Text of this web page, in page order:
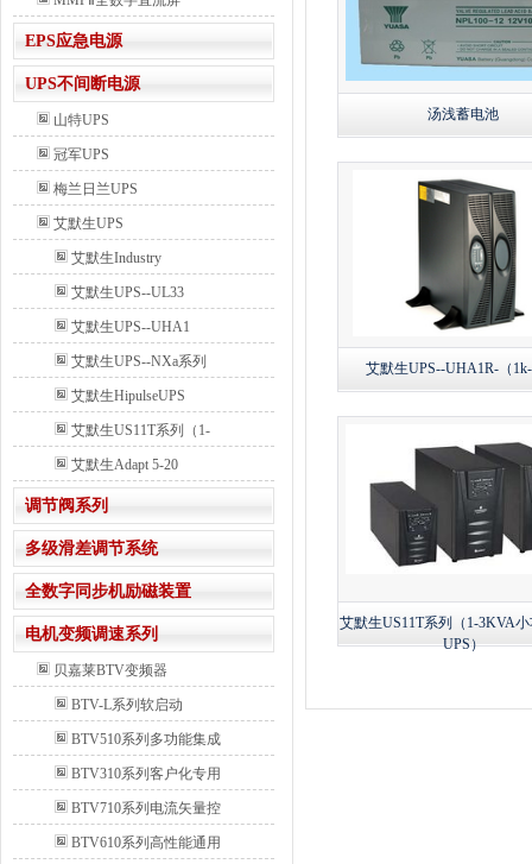
EPS应急电源
UPS不间断电源
山特UPS
冠军UPS
梅兰日兰UPS
艾默生UPS
艾默生Industry
艾默生UPS--UL33
艾默生UPS--UHA1
艾默生UPS--NXa系列
艾默生HipulseUPS
艾默生US11T系列（1-
艾默生Adapt 5-20
调节阀系列
多级滑差调节系统
全数字同步机励磁装置
电机变频调速系列
贝嘉莱BTV变频器
BTV-L系列软启动
BTV510系列多功能集成
BTV310系列客户化专用
BTV710系列电流矢量控
BTV610系列高性能通用
汤浅蓄电池
艾默生UPS--UHA1R-（
艾默生US11T系列（1-3KVA
UPS）